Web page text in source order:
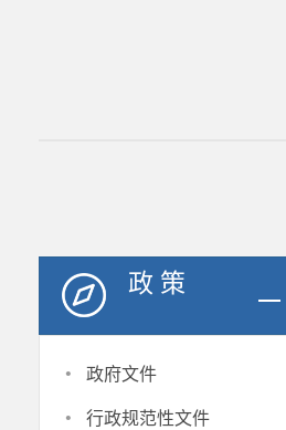
政 策
· 政府文件
· 行政规范性文件